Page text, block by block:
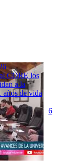
CORE los
a la
años de vida
6